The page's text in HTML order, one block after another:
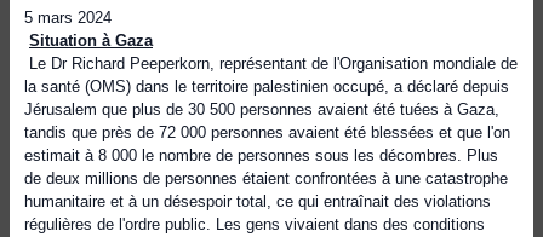
5 mars 2024
Situation à Gaza
Le Dr Richard Peeperkorn, représentant de l'Organisation mondiale de
la santé (OMS) dans le territoire palestinien occupé, a déclaré depuis
Jérusalem que plus de 30 500 personnes avaient été tuées à Gaza,
tandis que près de 72 000 personnes avaient été blessées et que l'on
estimait à 8 000 le nombre de personnes sous les décombres. Plus
de deux millions de personnes étaient confrontées à une catastrophe
humanitaire et à un désespoir total, ce qui entraînait des violations
régulières de l'ordre public. Les gens vivaient dans des conditions